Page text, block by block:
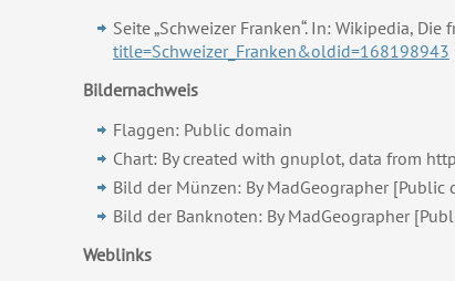
Seite „Schweizer Franken“. In: Wikipedia,
title=Schweizer_Franken&oldid=168198943
Bildernachweis
Flaggen: Public domain
Chart: By created with gnuplot, data from
Bild der Münzen: By MadGeographer [Public
Bild der Banknoten: By MadGeographer
Weblinks